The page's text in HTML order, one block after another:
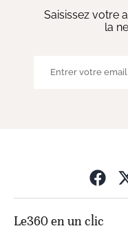
Saisissez votre
la
Le360 en un clic